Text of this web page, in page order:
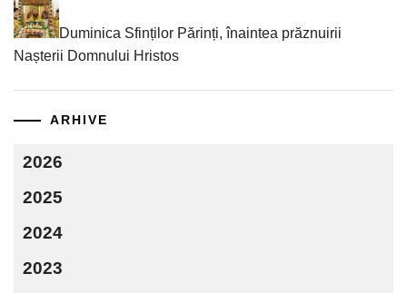
Duminica Sfinților Părinți, înaintea prăznuirii
Nașterii Domnului Hristos
ARHIVE
2026
2025
2024
2023